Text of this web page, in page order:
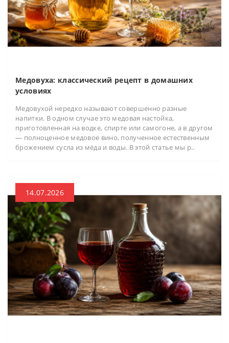
Медовуха: классический рецепт в домашних
условиях
Медовухой нередко называют совершенно разные
напитки. В одном случае это медовая настойка,
приготовленная на водке, спирте или самогоне, а в другом
— полноценное медовое вино, полученное естественным
брожением сусла из мёда и воды. В этой статье мы р..
14.07.2026